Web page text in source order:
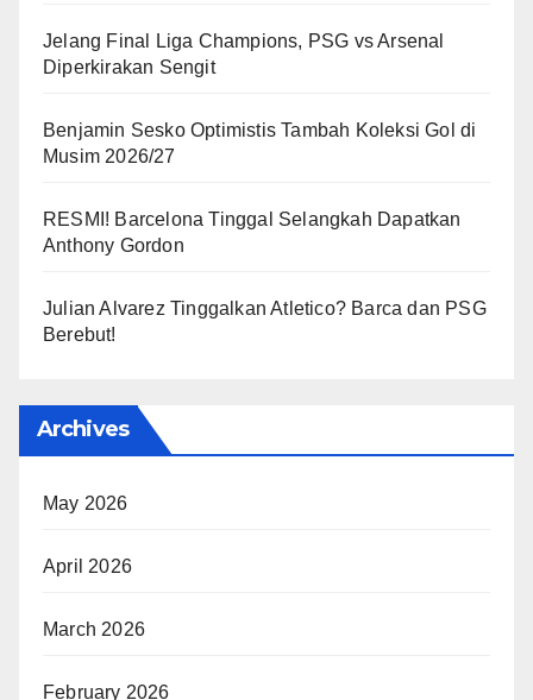
Jelang Final Liga Champions, PSG vs Arsenal
Diperkirakan Sengit
Benjamin Sesko Optimistis Tambah Koleksi Gol di
Musim 2026/27
RESMI! Barcelona Tinggal Selangkah Dapatkan
Anthony Gordon
Julian Alvarez Tinggalkan Atletico? Barca dan PSG
Berebut!
Archives
May 2026
April 2026
March 2026
February 2026